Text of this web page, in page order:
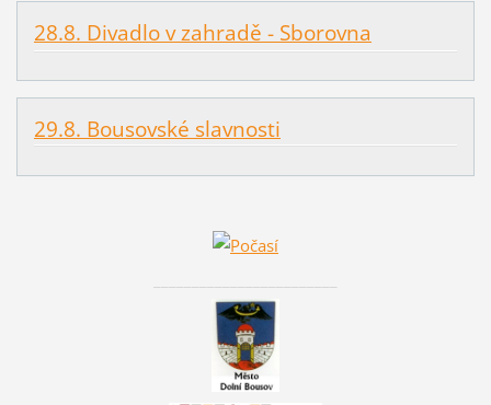
28.8. Divadlo v zahradě - Sborovna
29.8. Bousovské slavnosti